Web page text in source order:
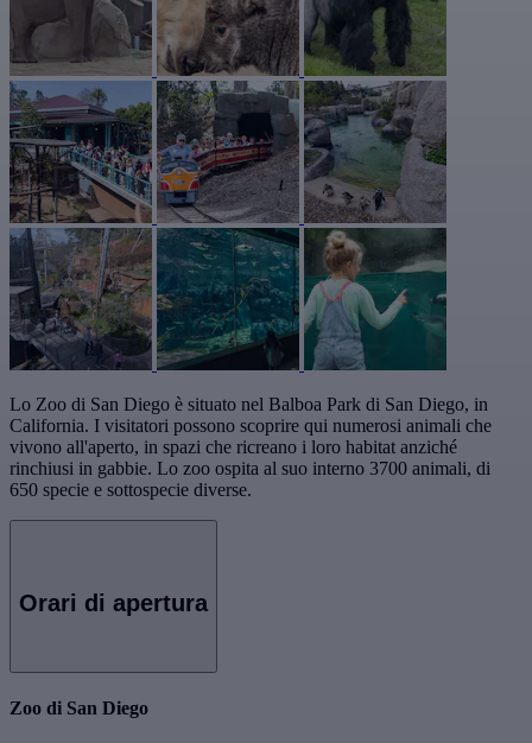
Lo Zoo di San Diego è situato nel Balboa Park di San Diego, in
California. I visitatori possono scoprire qui numerosi animali che
vivono all'aperto, in spazi che ricreano i loro habitat anziché
rinchiusi in gabbie. Lo zoo ospita al suo interno 3700 animali, di
650 specie e sottospecie diverse.
Orari di apertura
Zoo di San Diego